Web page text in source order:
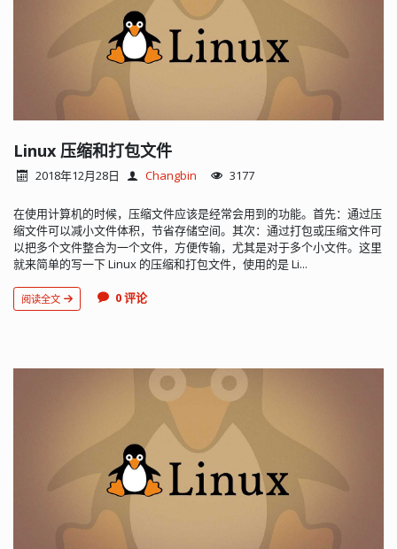
Linux 压缩和打包文件
2018年12月28日 Changbin 3177
在使用计算机的时候，压缩文件应该是经常会用到的功能。首先：通过压
缩文件可以减小文件体积，节省存储空间。其次：通过打包或压缩文件可
以把多个文件整合为一个文件，方便传输，尤其是对于多个小文件。这里
就来简单的写一下 Linux 的压缩和打包文件，使用的是 Li...
阅读全文 0 评论